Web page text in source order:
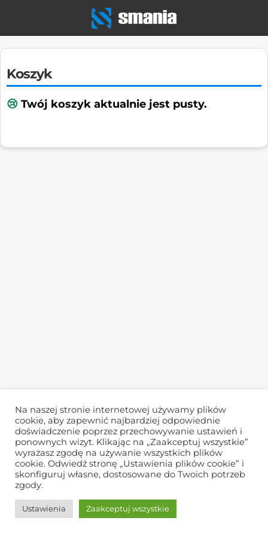
Koszyk
Twój koszyk aktualnie jest pusty.
Na naszej stronie internetowej używamy plików
cookie, aby zapewnić najbardziej odpowiednie
doświadczenie poprzez przechowywanie ustawień i
ponownych wizyt. Klikając na „Zaakceptuj wszystkie”
wyrażasz zgodę na używanie wszystkich plików
cookie. Odwiedź stronę „Ustawienia plików cookie” i
skonfiguruj własne, dostosowane do Twoich potrzeb
zgody.
Ustawienia Zaakceptuj wszystkie